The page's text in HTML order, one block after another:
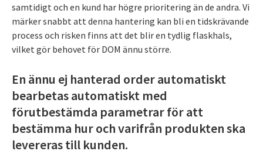
samtidigt och en kund har högre prioritering än de andra. Vi
märker snabbt att denna hantering kan bli en tidskrävande
process och risken finns att det blir en tydlig flaskhals,
vilket gör behovet för DOM ännu större.
En ännu ej hanterad order automatiskt
bearbetas automatiskt med
förutbestämda parametrar för att
bestämma hur och varifrån produkten ska
levereras till kunden.